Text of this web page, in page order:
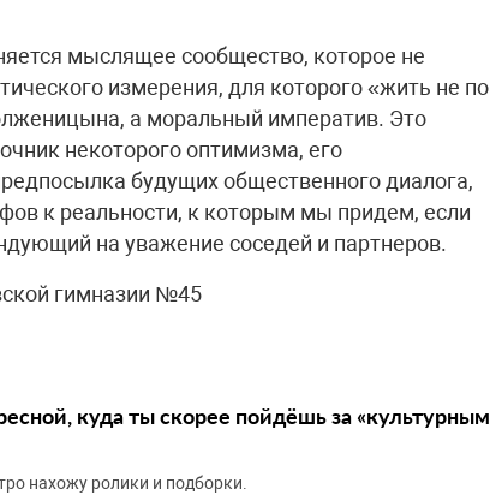
мыслящее сообщество, которое не
измерения, для которого «жить не по
а моральный императив. Это
некоторого оптимизма, его
будущих общественного диалога,
к реальности, к которым мы придем, если
на уважение соседей и партнеров.
гимназии №45
куда ты скорее пойдёшь за «культурным
нахожу ролики и подборки.